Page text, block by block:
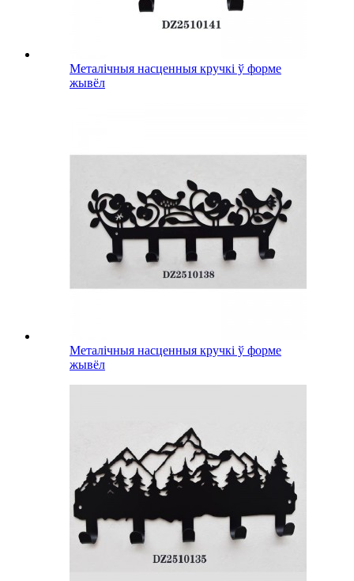
Металічныя насценныя кручкі ў форме
жывёл
Металічныя насценныя кручкі ў форме
жывёл